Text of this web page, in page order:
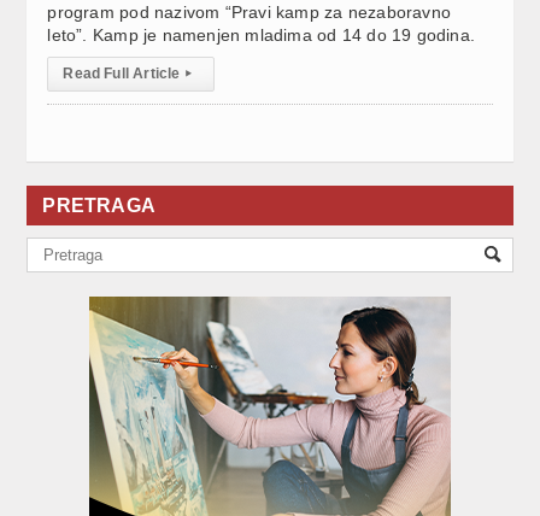
program pod nazivom “Pravi kamp za nezaboravno
leto”. Kamp je namenjen mladima od 14 do 19 godina.
Read Full Article ▸
PRETRAGA